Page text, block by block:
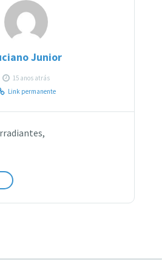
Junior
15 anos atrás
Link permanente